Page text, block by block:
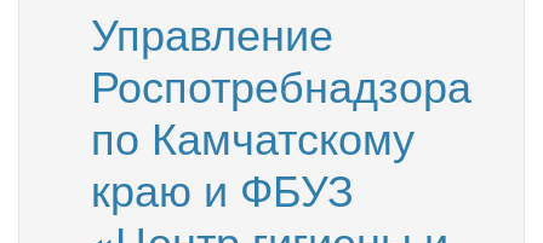
Управление
Роспотребнадзора
по Камчатскому
краю и ФБУЗ